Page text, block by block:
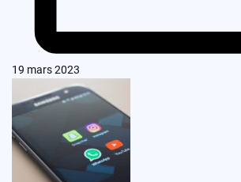
19 mars 2023